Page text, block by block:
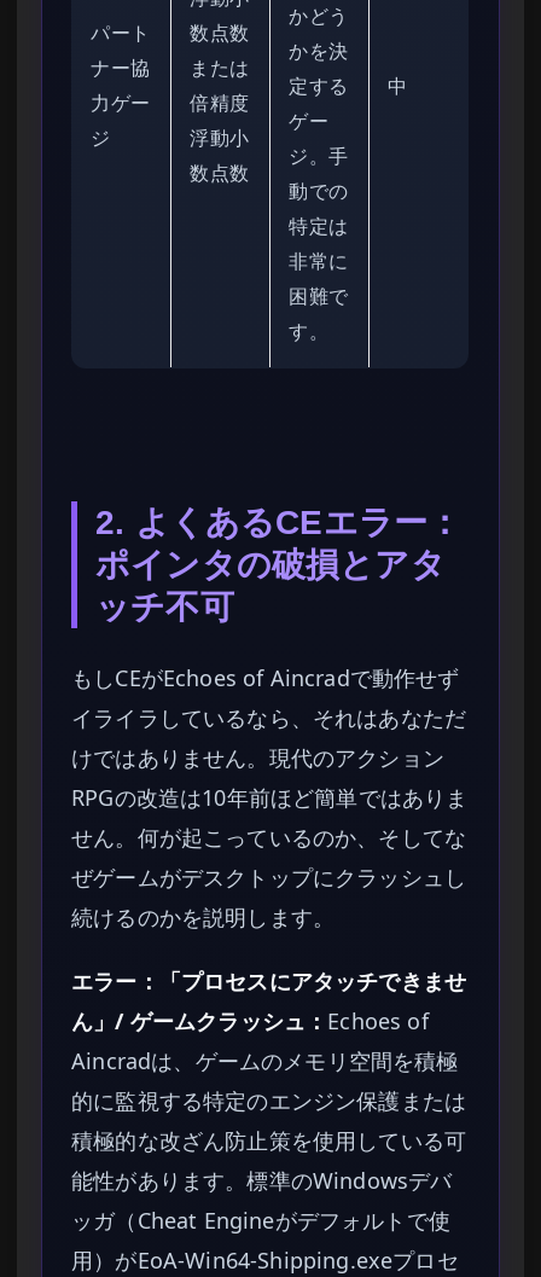
パート
ナー協
力ゲー
ジ
数点数
または
倍精度
浮動小
数点数
かどう
かを決
定する
ゲー
ジ。手
動での
特定は
非常に
困難で
す。
中
2. よくあるCEエラー：
ポインタの破損とアタ
ッチ不可
もしCEがEchoes of Aincradで動作せず
イライラしているなら、それはあなただ
けではありません。現代のアクション
RPGの改造は10年前ほど簡単ではありま
せん。何が起こっているのか、そしてな
ぜゲームがデスクトップにクラッシュし
続けるのかを説明します。
エラー：「プロセスにアタッチできませ
ん」/ ゲームクラッシュ： Echoes of
Aincradは、ゲームのメモリ空間を積極
的に監視する特定のエンジン保護または
積極的な改ざん防止策を使用している可
能性があります。標準のWindowsデバ
ッガ（Cheat Engineがデフォルトで使
用）がEoA-Win64-Shipping.exeプロセ